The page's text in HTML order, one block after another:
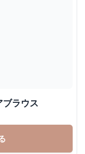
ブラウス